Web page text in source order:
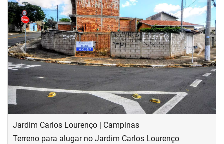
‹Previous ›Next
Jardim Carlos Lourenço | Campinas
Terreno para alugar no Jardim Carlos Lourenço